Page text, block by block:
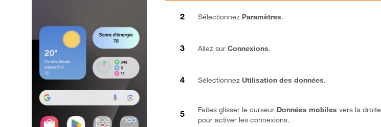
Sélectionnez Paramètres.
Allez surConnexions.
Sélectionnez Utilisation des données.
Faites glisser le curseur Données mobilesvers la droite
pour activer les connexions.